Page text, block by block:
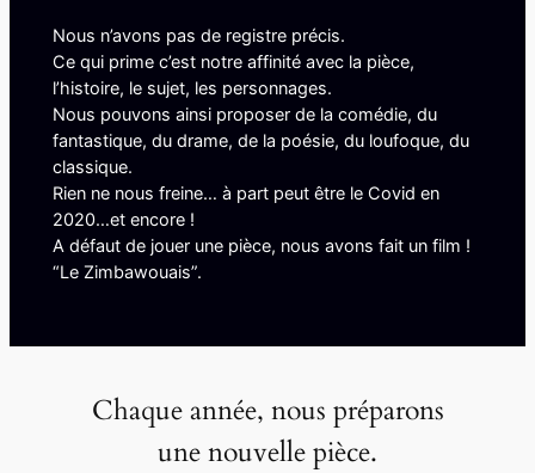
Nous n’avons pas de registre précis.
Ce qui prime c’est notre affinité avec la pièce,
l’histoire, le sujet, les personnages.
Nous pouvons ainsi proposer de la comédie, du
fantastique, du drame, de la poésie, du loufoque, du
classique.
Rien ne nous freine… à part peut être le Covid en
2020…et encore !
A défaut de jouer une pièce, nous avons fait un film !
“Le Zimbawouais”.
Chaque année, nous préparons
une nouvelle pièce.